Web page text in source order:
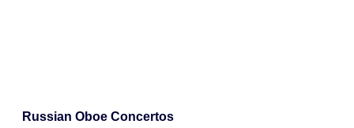
Russian Oboe Concertos